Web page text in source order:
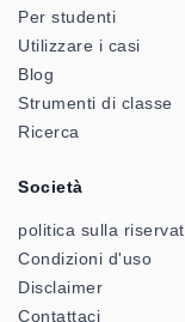
Per studenti
Utilizzare i casi
Blog
Strumenti di classe
Ricerca
Società
politica sulla
Condizioni d'uso
Disclaimer
Contattaci